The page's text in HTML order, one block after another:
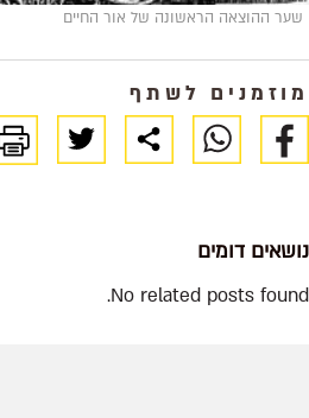
ההוצאה הראשונה של אור החיים
לשתף
דומים
No related posts